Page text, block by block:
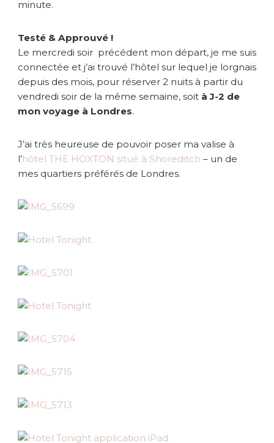
minute.
Testé & Approuvé !
Le mercredi soir précédent mon départ, je me suis
connectée et j’ai trouvé l’hôtel sur lequel je lorgnais
depuis des mois, pour réserver 2 nuits à partir du
vendredi soir de la même semaine, soit à J-2 de
mon voyage à Londres.
J’ai très heureuse de pouvoir poser ma valise à
l’hôtel THE HOXTON situé à Shoreditch – un de
mes quartiers préférés de Londres.